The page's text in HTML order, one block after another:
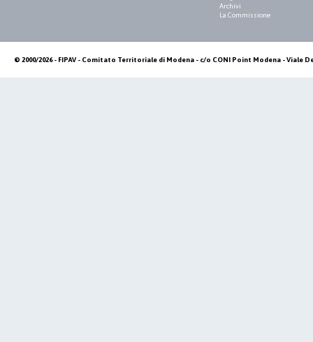
Archivi
La Commissione
© 2000/2026 - FIPAV - Comitato Territoriale di Modena - c/o CONI Point Modena - Viale